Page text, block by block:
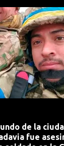
de la
fue